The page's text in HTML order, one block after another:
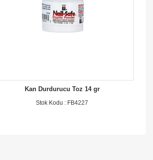
Kan Durdurucu Toz 14 gr
Stok Kodu : FB4227